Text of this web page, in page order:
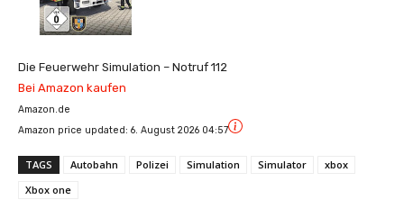
Die Feuerwehr Simulation – Notruf 112
Bei Amazon kaufen
Amazon.de
Amazon price updated: 6. August 2026 04:57
TAGS Autobahn Polizei Simulation Simulator
xbox
Xbox one